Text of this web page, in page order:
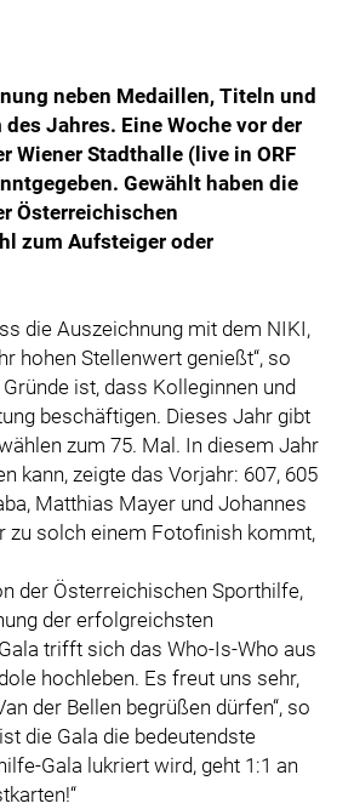
neben Medaillen, Titeln und
Jahres. Eine Woche vor der
Wiener Stadthalle (live in ORF
Gewählt haben die
Österreichischen
zum Aufsteiger oder
die Auszeichnung mit dem NIKI,
hohen Stellenwert genießt“, so
ist, dass Kolleginnen und
beschäftigen. Dieses Jahr gibt
zum 75. Mal. In diesem Jahr
kann, zeigte das Vorjahr: 607, 605
Matthias Mayer und Johannes
zu solch einem Fotofinish kommt,
der Österreichischen Sporthilfe,
der erfolgreichsten
trifft sich das Who-Is-Who aus
hochleben. Es freut uns sehr,
der Bellen begrüßen dürfen“, so
die Gala die bedeutendste
Gala lukriert wird, geht 1:1 an